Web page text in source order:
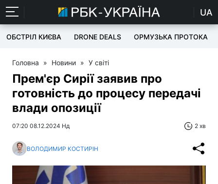
UA
ОБСТРІЛ КИЄВА DRONE DEALS ОРМУЗЬКА ПРОТОКА
Головна » Новини » У світі
Прем'єр Сирії заявив про
готовність до процесу передачі
влади опозиції
07:20 08.12.2024 Нд 2 хв
ВОЛОДИМИР КОСТИРІН